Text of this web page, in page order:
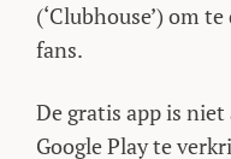
(‘Clubhouse’) om
fans.
De gratis app is
Google Play te